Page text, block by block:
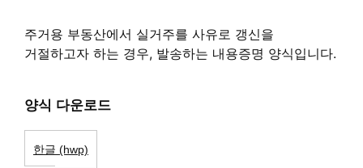
주거용 부동산에서 실거주를 사유로 갱신을
거절하고자 하는 경우, 발송하는 내용증명 양식입니다.
양식 다운로드
한글 (hwp)